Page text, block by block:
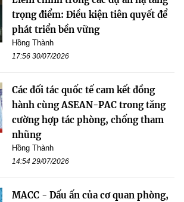
trọng điểm: Điều kiện tiên quyết để
phát triển bền vững
Hồng Thành
17:56 30/07/2026
Các đối tác quốc tế cam kết đồng
hành cùng ASEAN-PAC trong tăng
cường hợp tác phòng, chống tham
nhũng
Hồng Thành
14:54 29/07/2026
MACC - Dấu ấn của cơ quan phòng,